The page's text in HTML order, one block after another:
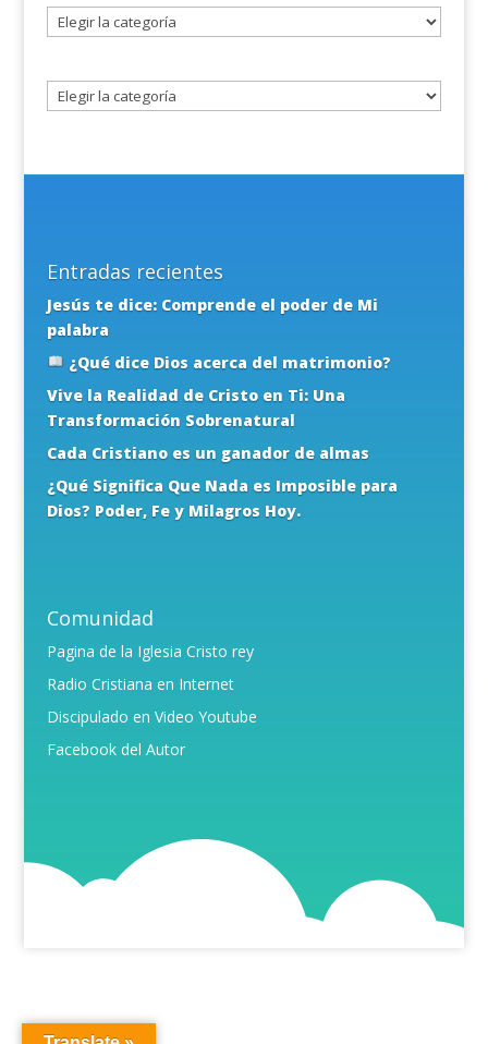
Seleccione
un
Entradas recientes
Jesús te dice: Comprende el poder de Mi
palabra
¿Qué dice Dios acerca del matrimonio?
Vive la Realidad de Cristo en Ti: Una
Transformación Sobrenatural
Cada Cristiano es un ganador de almas
¿Qué Significa Que Nada es Imposible para
Dios? Poder, Fe y Milagros Hoy.
Comunidad
Pagina de la Iglesia Cristo rey
Radio Cristiana en Internet
Discipulado en Video Youtube
Facebook del Autor